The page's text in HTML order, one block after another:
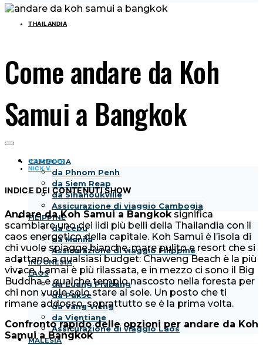
CAMBOGIA
da Phnom Penh
da Siem Reap
da Sihanoukville
Assicurazione di viaggio Cambogia
FILIPPINE
da Cebu
da Manila
Assicurazione di viaggio Filippine
INDONESIA
LAOS
da Luang Prabang
da Pakse
da Vang Vieng
da Vientiane
Assicurazione di viaggio Laos
MALESIA
THAILANDIA
Come andare da Koh
Samui a Bangkok
02/12/2019
NICK V.
INDICE DEI CONTENUTISHOW
Andare da Koh Samui a Bangkoksignifica
scambiare uno dei lidi più belli della Thailandia con il
caos energetico della capitale. Koh Samui è l’isola di
chi vuole spiagge bianche, mare pulito e resort che si
adattano a qualsiasi budget: Chaweng Beach è la più
vivace, Lamai è più rilassata, e in mezzo ci sono il Big
Buddha e qualche tempio nascosto nella foresta per
chi non vuole solo stare al sole. Un posto che ti
rimane addosso, soprattutto se è la prima volta.
Confronto rapido delle opzioni per andare da Koh
Samui a Bangkok